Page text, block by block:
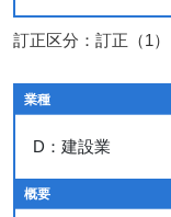
訂正区分：訂正（1）
業種
D：建設業
概要